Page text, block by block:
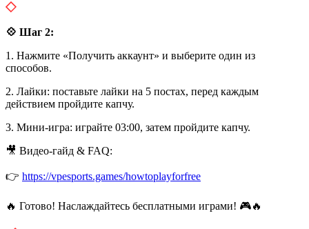
💠 Шаг 2:
1. Нажмите «Получить аккаунт» и выберите один из
способов.
2. Лайки: поставьте лайки на 5 постах, перед каждым
действием пройдите капчу.
3. Мини-игра: играйте 03:00, затем пройдите капчу.
🎥 Видео-гайд & FAQ:
👉 https://vpesports.games/howtoplayforfree
🔥 Готово! Наслаждайтесь бесплатными играми! 🎮🔥